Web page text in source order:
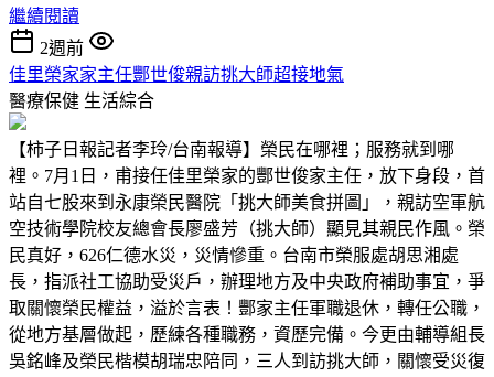
繼續閱讀
2週前
佳里榮家家主任酆世俊親訪挑大師超接地氣
醫療保健 生活綜合
【柿子日報記者李玲/台南報導】榮民在哪裡；服務就到哪
裡。7月1日，甫接任佳里榮家的酆世俊家主任，放下身段，首
站自七股來到永康榮民醫院「挑大師美食拼圖」，親訪空軍航
空技術學院校友總會長廖盛芳（挑大師）顯見其親民作風。榮
民真好，626仁德水災，災情慘重。台南市榮服處胡思湘處
長，指派社工協助受災戶，辦理地方及中央政府補助事宜，爭
取關懷榮民權益，溢於言表！酆家主任軍職退休，轉任公職，
從地方基層做起，歷練各種職務，資歷完備。今更由輔導組長
吳銘峰及榮民楷模胡瑞忠陪同，三人到訪挑大師，關懷受災復